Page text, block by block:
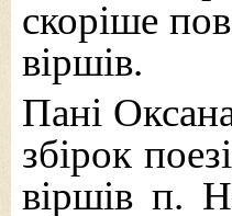
скоріше
віршів.
Пані
збірок
віршів п.